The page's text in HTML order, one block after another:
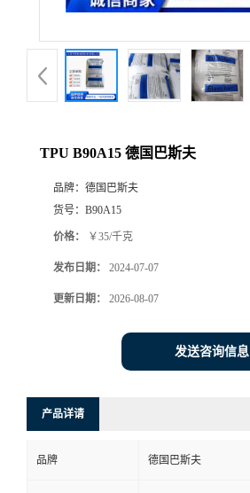
TPU B90A15 德国巴斯夫
品牌： 德国巴斯夫
货号： B90A15
价格： ￥35/千克
发布日期： 2024-07-07
更新日期： 2026-08-07
发送咨询信息
产品详请
品牌 德国巴斯夫